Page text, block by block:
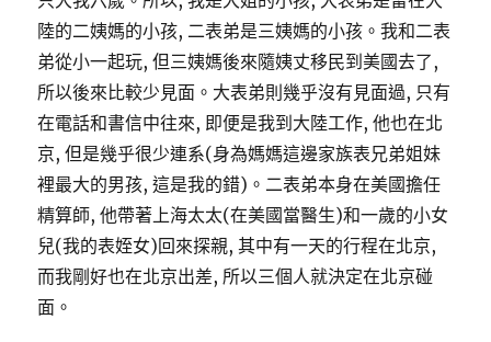
陸的二姨媽的小孩, 二表弟是三姨媽的小孩。我和二表
弟從小一起玩, 但三姨媽後來隨姨丈移民到美國去了,
所以後來比較少見面。大表弟則幾乎沒有見面過, 只有
在電話和書信中往來, 即便是我到大陸工作, 他也在北
京, 但是幾乎很少連系(身為媽媽這邊家族表兄弟姐妹
裡最大的男孩, 這是我的錯)。二表弟本身在美國擔任
精算師, 他帶著上海太太(在美國當醫生)和一歲的小女
兒(我的表姪女)回來探親, 其中有一天的行程在北京,
而我剛好也在北京出差, 所以三個人就決定在北京碰
面。